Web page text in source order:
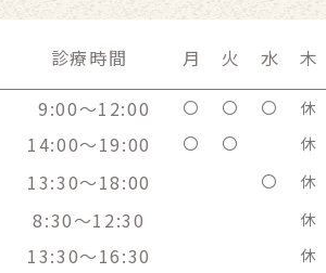
診療時間 月 火 水 木
9:00～12:00
〇 〇 〇 休
14:00～19:00 〇 〇 休
13:30～18:00 〇 休
8:30～12:30 休
13:30～16:30 休